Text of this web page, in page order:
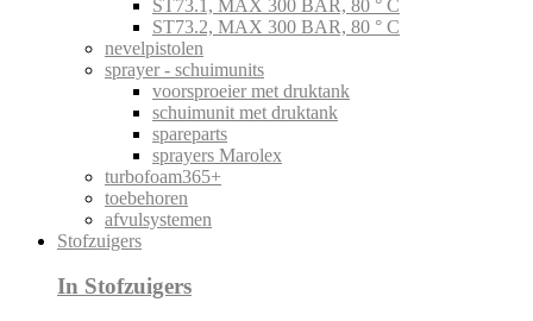
ST73.1, MAX 300 BAR, 80 ° C
ST73.2, MAX 300 BAR, 80 ° C
nevelpistolen
sprayer - schuimunits
voorsproeier met druktank
schuimunit met druktank
spareparts
sprayers Marolex
turbofoam365+
toebehoren
afvulsystemen
Stofzuigers
In Stofzuigers